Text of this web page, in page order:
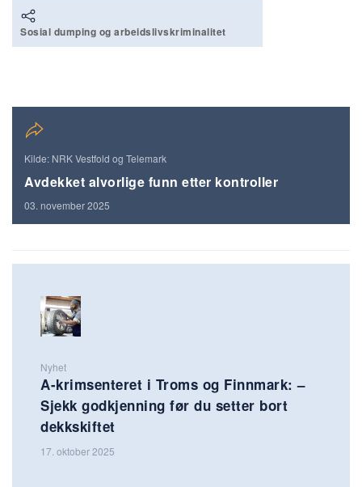
Sosial dumping og arbeidslivskriminalitet
Kilde: NRK Vestfold og Telemark
Avdekket alvorlige funn etter kontroller
03. november 2025
Nyhet
A-krimsenteret i Troms og Finnmark: –
Sjekk godkjenning før du setter bort
dekkskiftet
17. oktober 2025